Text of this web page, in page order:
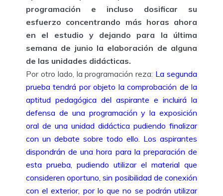
programación e incluso dosificar su
esfuerzo concentrando más horas ahora
en el estudio y dejando para la última
semana de junio la elaboración de alguna
de las unidades didácticas.
Por otro lado, la programación reza: La segunda
prueba tendrá por objeto la comprobación de la
aptitud pedagógica del aspirante e incluirá la
defensa de una programación y la exposición
oral de una unidad didáctica pudiendo finalizar
con un debate sobre todo ello. Los aspirantes
dispondrán de una hora para la preparación de
esta prueba, pudiendo utilizar el material que
consideren oportuno, sin posibilidad de conexión
con el exterior, por lo que no se podrán utilizar